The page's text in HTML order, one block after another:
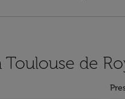
Toulouse de